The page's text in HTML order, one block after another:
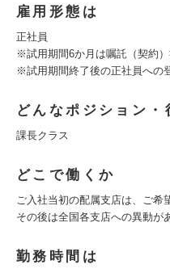
雇用形態は
正社員
※試用期間6か月は嘱託（契約）
※試用期間終了後の正社員への
どんなポジション・
課長クラス
どこで働くか
ご入社当初の配属支店は、ご希
その後は全国各支店への異動が
勤務時間は